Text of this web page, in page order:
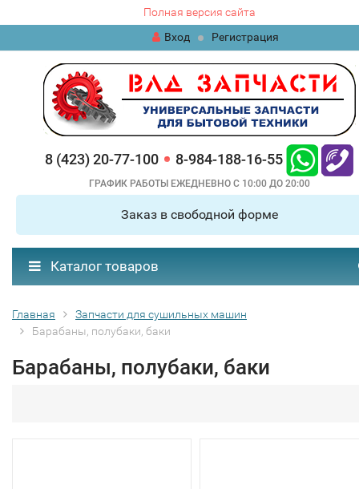
Полная версия сайта
Вход
Регистрация
8 (423) 20-77-100 8-984-188-16-55
ГРАФИК РАБОТЫ ЕЖЕДНЕВНО С 10:00 ДО 20:00
Заказ в свободной форме
Каталог товаров
Главная
Запчасти для сушильных машин
Барабаны, полубаки, баки
Барабаны, полубаки, баки